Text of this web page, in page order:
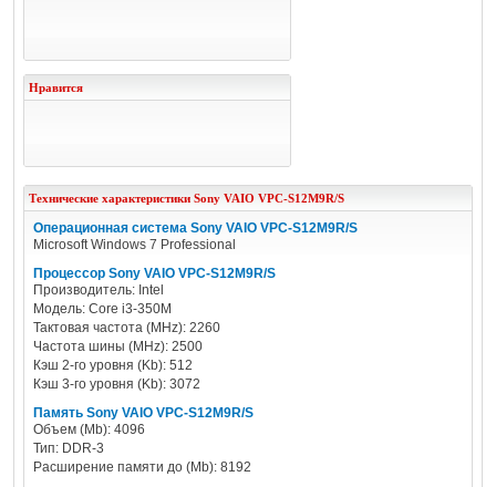
Нравится
Технические характеристики Sony VAIO VPC-S12M9R/S
Операционная система Sony VAIO VPC-S12M9R/S
Microsoft Windows 7 Professional
Процессор Sony VAIO VPC-S12M9R/S
Производитель: Intel
Модель: Core i3-350M
Тактовая частота (MHz): 2260
Частота шины (MHz): 2500
Кэш 2-го уровня (Kb): 512
Кэш 3-го уровня (Kb): 3072
Память Sony VAIO VPC-S12M9R/S
Объем (Mb): 4096
Тип: DDR-3
Расширение памяти до (Mb): 8192